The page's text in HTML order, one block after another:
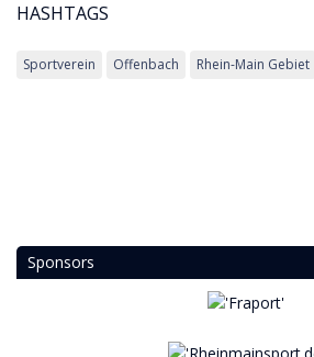
HASHTAGS
Sportverein Offenbach Rhein-Main Gebiet
Sponsors